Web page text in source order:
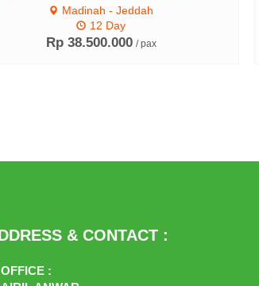
Madinah - Jeddah
12 Day
Rp 38.500.000 / pax
& CONTACT :
: